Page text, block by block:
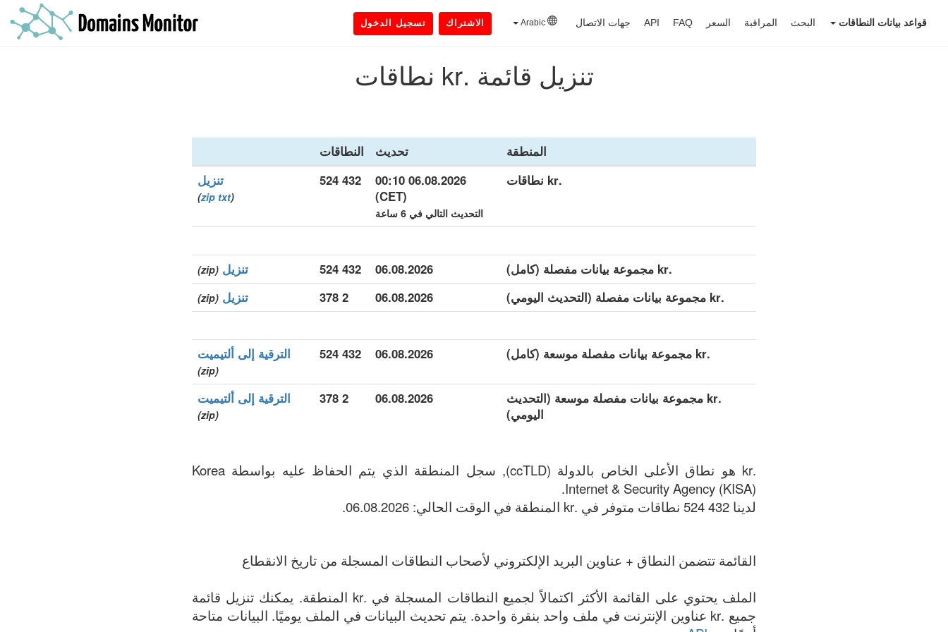
قواعد بيانات النطاقات البحث المراقبة السعر FAQ
API جهات الاتصال الاشتراك تسجيل الدخول
تنزيل قائمة .kr نطاقات
المنطقة تحديث
النطاقات
.kr نطاقات
06.08.2026 00:10
(CET)
التحديث التالي في 6 ساعة
432 524 تنزيل
(
zip txt
)
.kr مجموعة بيانات مفصلة (كامل) 06.08.2026
432 524 تنزيل (zip)
.kr مجموعة بيانات مفصلة (التحديث اليومي) 06.08.2026
2 378 تنزيل (zip)
.kr مجموعة بيانات مفصلة موسعة (كامل) 06.08.2026
432 524 الترقية إلى ألتيميت
(zip)
.kr مجموعة بيانات مفصلة موسعة (التحديث
اليومي)
06.08.2026
2 378 الترقية إلى ألتيميت
(zip)
.kr هو نطاق الأعلى الخاص بالدولة (ccTLD), سجل المنطقة الذي يتم الحفاظ عليه بواسطة Korea
Internet & Security Agency (KISA).
لدينا 432 524 نطاقات متوفر في .kr المنطقة في الوقت الحالي: 06.08.2026.
القائمة تتضمن النطاق + عناوين البريد الإلكتروني لأصحاب النطاقات المسجلة من تاريخ الانقطاع
الملف يحتوي على القائمة الأكثر اكتمالاً لجميع النطاقات المسجلة في .kr المنطقة. يمكنك تنزيل قائمة
جميع .kr عناوين الإنترنت في ملف واحد بنقرة واحدة. يتم تحديث البيانات في الملف يوميًا. البيانات متاحة